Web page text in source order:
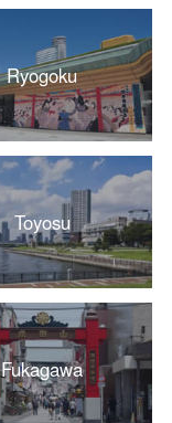
Ryogoku
Toyosu
Fukagawa